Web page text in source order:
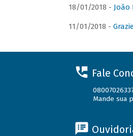
18/01/2018 - João
11/01/2018 -
Fale
Mande sua